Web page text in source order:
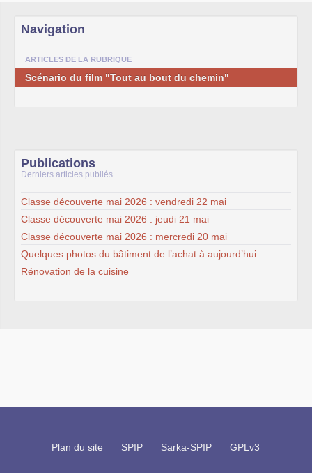
Navigation
ARTICLES DE LA RUBRIQUE
Scénario du film "Tout au bout du chemin"
Publications
Derniers articles publiés
Classe découverte mai 2026 : vendredi 22 mai
Classe découverte mai 2026 : jeudi 21 mai
Classe découverte mai 2026 : mercredi 20 mai
Quelques photos du bâtiment de l’achat à aujourd’hui
Rénovation de la cuisine
Plan du site SPIP Sarka-SPIP GPLv3